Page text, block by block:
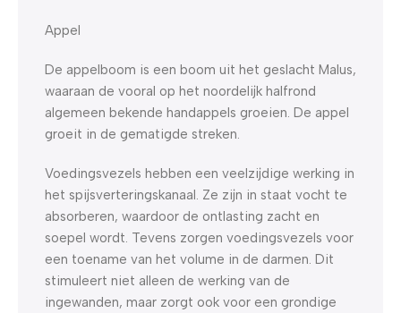
Appel
De appelboom is een boom uit het geslacht Malus,
waaraan de vooral op het noordelijk halfrond
algemeen bekende handappels groeien. De appel
groeit in de gematigde streken.
Voedingsvezels hebben een veelzijdige werking in
het spijsverteringskanaal. Ze zijn in staat vocht te
absorberen, waardoor de ontlasting zacht en
soepel wordt. Tevens zorgen voedingsvezels voor
een toename van het volume in de darmen. Dit
stimuleert niet alleen de werking van de
ingewanden, maar zorgt ook voor een grondige